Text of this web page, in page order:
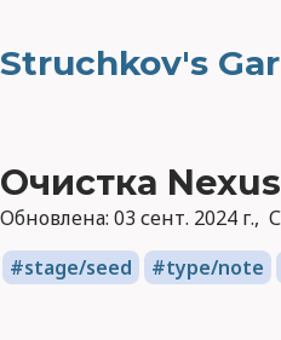
Struchkov's
Очистка
Обновлена: 03 сент. 2024 г.
stage/seed
type/note